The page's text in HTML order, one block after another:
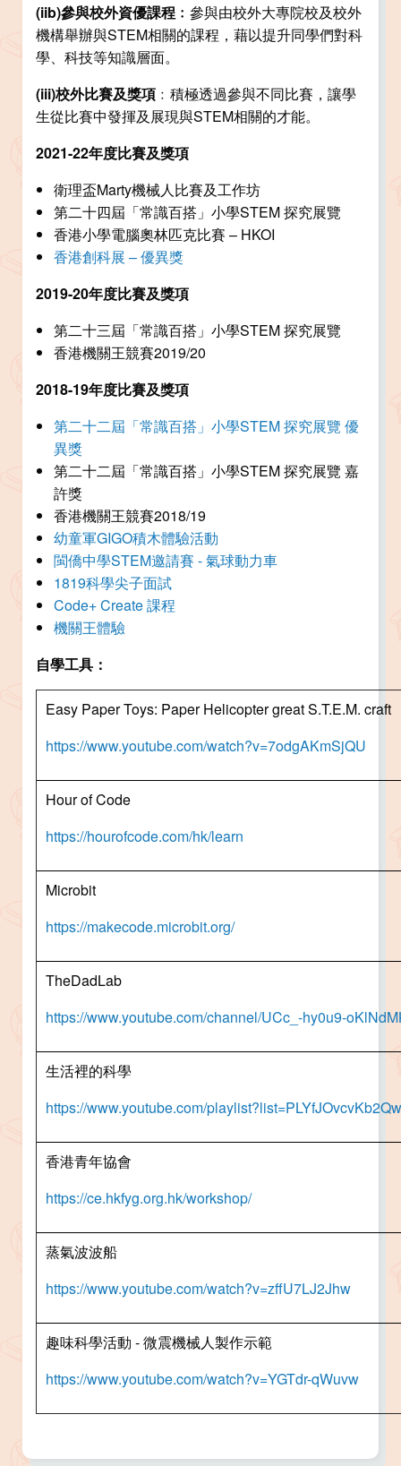
(iib)參與校外資優課程﹕ 參與由校外大專院校及校外
機構舉辦與STEM相關的課程，藉以提升同學們對科
學、科技等知識層面。
(iii)校外比賽及獎項 ﹕積極透過參與不同比賽，讓學
生從比賽中發揮及展現與STEM相關的才能。
2021-22年度比賽及獎項
衛理盃Marty機械人比賽及工作坊
第二十四屆「常識百搭」小學STEM 探究展覽
香港小學電腦奧林匹克比賽 – HKOI
香港創科展 – 優異獎
2019-20年度比賽及獎項
第二十三屆「常識百搭」小學STEM 探究展覽
香港機關王競賽2019/20
2018-19年度比賽及獎項
第二十二屆「常識百搭」小學STEM 探究展覽 優
異獎
第二十二屆「常識百搭」小學STEM 探究展覽 嘉
許獎
香港機關王競賽2018/19
幼童軍GIGO積木體驗活動
閩僑中學STEM邀請賽 - 氣球動力車
1819科學尖子面試
Code+ Create 課程
機關王體驗
自學工具：
Easy Paper Toys: Paper Helicopter great S.T.E.M. craft
https://www.youtube.com/watch?v=7odgAKmSjQU
Hour of Code
https://hourofcode.com/hk/learn
Microbit
https://makecode.microbit.org/
TheDadLab
https://www.youtube.com/channel/UCc_-hy0u9-
生活裡的科學
https://www.youtube.com/
香港青年協會
https://ce.hkfyg.org.hk/workshop/
蒸氣波波船
https://www.youtube.com/watch?v=zffU7LJ2Jhw
趣味科學活動 - 微震機械人製作示範
https://www.youtube.com/watch?v=YGTdr-qWuvw